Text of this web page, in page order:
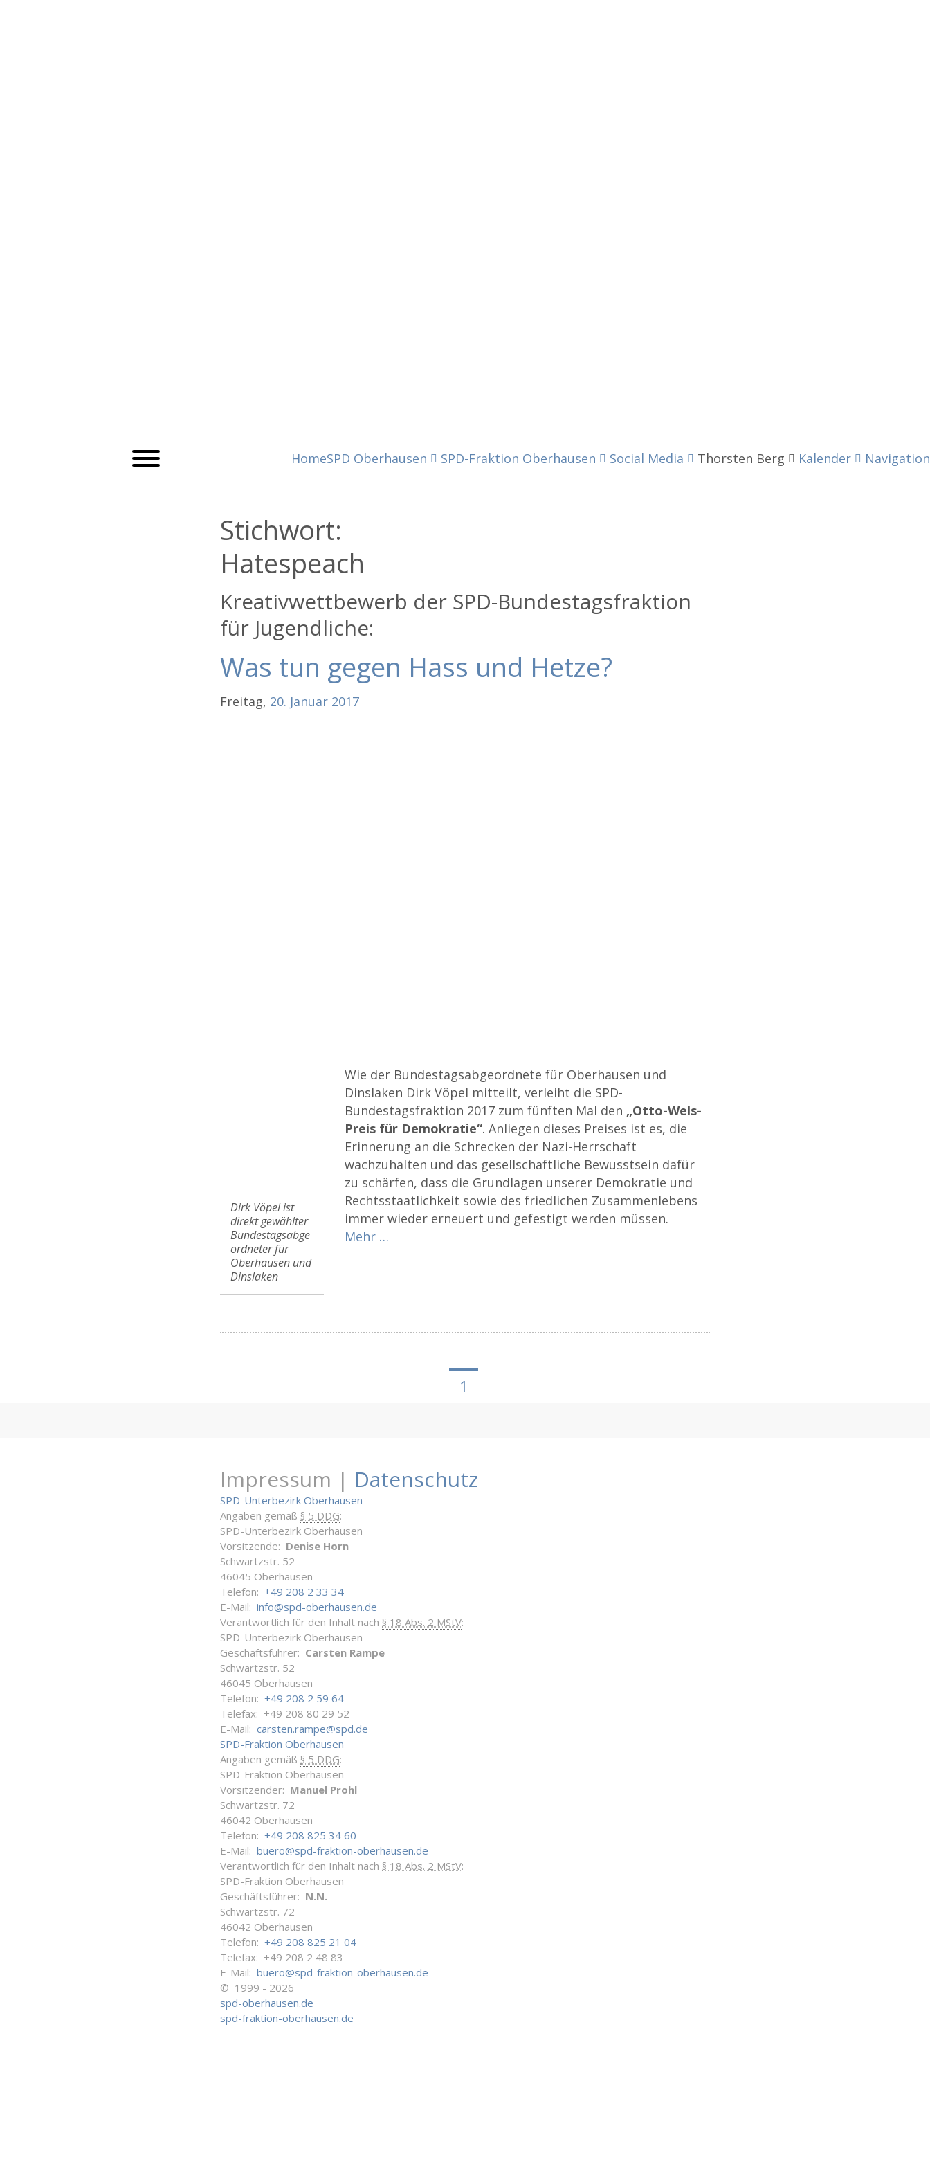
HomeSPD Oberhausen SPD-Fraktion Oberhausen Social Media Thorsten Berg Kalender Navigation
Stichwort:
Hatespeach
Kreativwettbewerb der SPD-Bundestagsfraktion
für Jugendliche:
Was tun gegen Hass und Hetze?
Freitag, 20. Januar 2017
Dirk Vöpel ist
direkt gewählter
Bundestagsabge
ordneter für
Oberhausen und
Dinslaken
Wie der Bundestagsabgeordnete für Oberhausen und
Dinslaken Dirk Vöpel mitteilt, verleiht die SPD-
Bundestagsfraktion 2017 zum fünften Mal den „Otto-Wels-
Preis für Demokratie“. Anliegen dieses Preises ist es, die
Erinnerung an die Schrecken der Nazi-Herrschaft
wachzuhalten und das gesellschaftliche Bewusstsein dafür
zu schärfen, dass die Grundlagen unserer Demokratie und
Rechtsstaatlichkeit sowie des friedlichen Zusammenlebens
immer wieder erneuert und gefestigt werden müssen.
Mehr …
1
Impressum | Datenschutz
SPD-Unterbezirk Oberhausen
Angaben gemäß § 5 DDG:
SPD-Unterbezirk Oberhausen
Vorsitzende: Denise Horn
Schwartzstr. 52
46045 Oberhausen
Telefon: +49 208 2 33 34
E-Mail: info@spd-oberhausen.de
Verantwortlich für den Inhalt nach § 18 Abs. 2 MStV:
SPD-Unterbezirk Oberhausen
Geschäftsführer: Carsten Rampe
Schwartzstr. 52
46045 Oberhausen
Telefon: +49 208 2 59 64
Telefax: +49 208 80 29 52
E-Mail: carsten.rampe@spd.de
SPD-Fraktion Oberhausen
Angaben gemäß § 5 DDG:
SPD-Fraktion Oberhausen
Vorsitzender: Manuel Prohl
Schwartzstr. 72
46042 Oberhausen
Telefon: +49 208 825 34 60
E-Mail: buero@spd-fraktion-oberhausen.de
Verantwortlich für den Inhalt nach § 18 Abs. 2 MStV:
SPD-Fraktion Oberhausen
Geschäftsführer: N.N.
Schwartzstr. 72
46042 Oberhausen
Telefon: +49 208 825 21 04
Telefax: +49 208 2 48 83
E-Mail: buero@spd-fraktion-oberhausen.de
© 1999 - 2026
spd-oberhausen.de
spd-fraktion-oberhausen.de